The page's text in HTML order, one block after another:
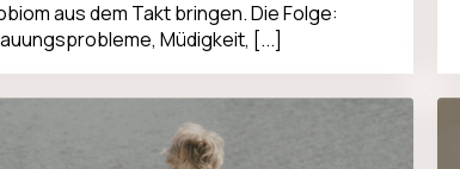
aus dem Takt bringen. Die Folge:
Müdigkeit, [...]